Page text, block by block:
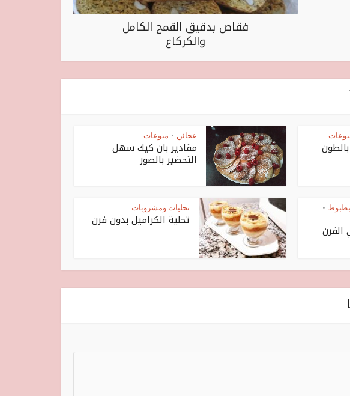
فقاص بدقيق القمح الكامل
والكركاع
عجائن • منوعات
مقادير بان كيك سهل
التحضير بالصور
• تحليات ومشروبات
تحلية الكراميل بدون فرن